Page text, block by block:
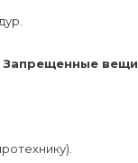
Запрещенные вещи